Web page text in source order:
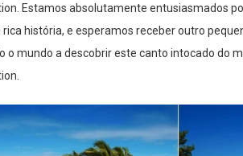
Estamos absolutamente entusiasmados
rica história, e esperamos receber outro
o mundo a descobrir este canto intocado do